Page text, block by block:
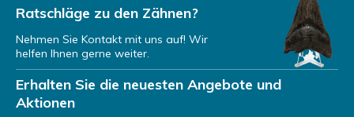
Durch
Wie werden Opale geformt?
DurchNiels
Ratschläge zu den Zähnen?
Nehmen Sie Kontakt mit uns auf! Wir
helfen Ihnen gerne weiter.
Erhalten Sie die neuesten Angebote und
Aktionen